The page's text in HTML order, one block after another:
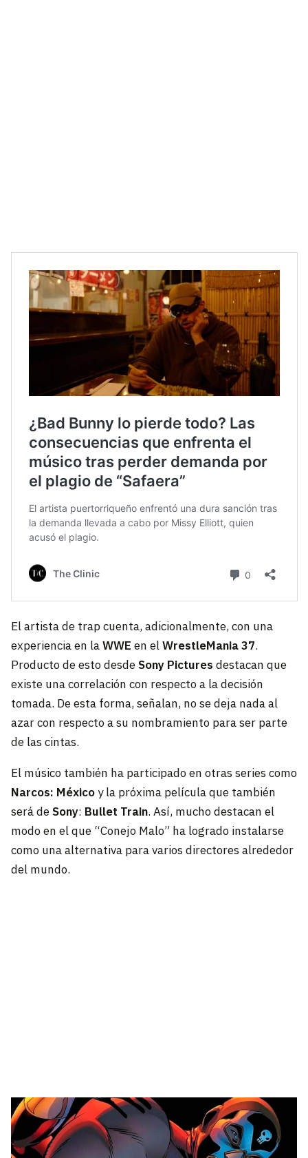
El artista de trap cuenta, adicionalmente, con una
experiencia en laWWE en elWrestleMania 37.
Producto de esto desdeSony Pictures destacan que
existe una correlación con respecto a la decisión
tomada. De esta forma, señalan, no se deja nada al
azar con respecto a su nombramiento para ser parte
de las cintas.
El músico también ha participado en otras series como
Narcos: Méxicoy la próxima película que también
será deSony: Bullet Train. Así, mucho destacan el
modo en el que “Conejo Malo” ha logrado instalarse
como una alternativa para varios directores alrededor
del mundo.